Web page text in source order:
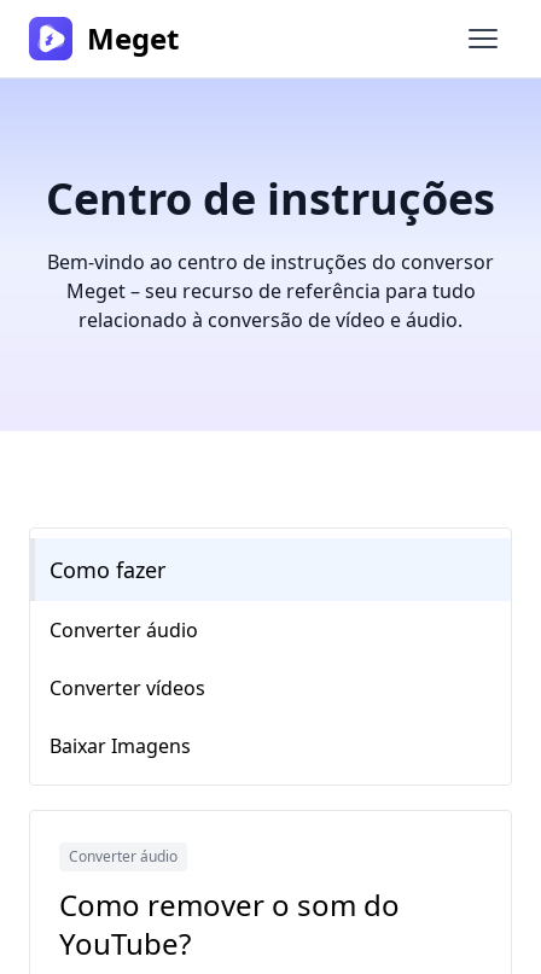
Abrir
Meget
Centro de instruções
Bem-vindo ao centro de instruções do conversor
Meget – seu recurso de referência para tudo
relacionado à conversão de vídeo e áudio.
Como fazer
Converter áudio
Converter vídeos
Baixar Imagens
Converter áudio
Como remover o som do
YouTube?